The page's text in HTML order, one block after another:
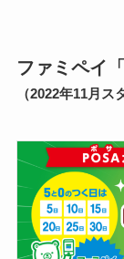
ファミペイ
（2022年11月ス